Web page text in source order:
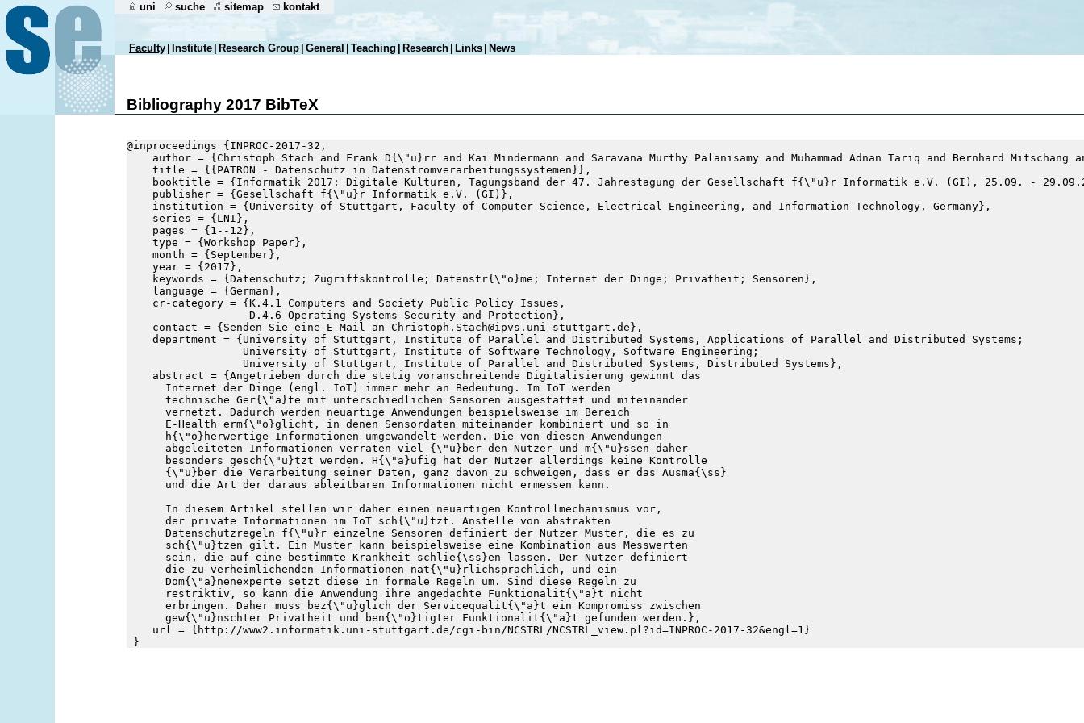
uni suche sitemap kontakt
Faculty Institute Research Group General Teaching Research Links News
Bibliography 2017 BibTeX
@inproceedings {INPROC-2017-32,
author = {Christoph Stach and Frank D{\"u}rr and Kai Mindermann and Saravana Murthy Palanisamy and Muhammad Adnan Tariq and Bernhard Mitschang
title = {{PATRON - Datenschutz in Datenstromverarbeitungssystemen}},
booktitle = {Informatik 2017: Digitale Kulturen, Tagungsband der 47. Jahrestagung der Gesellschaft f{\"u}r Informatik e.V. (GI), 25.09. -
publisher = {Gesellschaft f{\"u}r Informatik e.V. (GI)},
institution = {University of Stuttgart, Faculty of Computer Science, Electrical Engineering, and Information Technology, Germany},
series = {LNI},
pages = {1--12},
type = {Workshop Paper},
month = {September},
year = {2017},
keywords = {Datenschutz; Zugriffskontrolle; Datenstr{\"o}me; Internet der Dinge; Privatheit; Sensoren},
language = {German},
cr-category = {K.4.1 Computers and Society Public Policy Issues,
D.4.6 Operating Systems Security and Protection},
contact = {Senden Sie eine E-Mail an Christoph.Stach@ipvs.uni-stuttgart.de},
department = {University of Stuttgart, Institute of Parallel and Distributed Systems, Applications of Parallel and Distributed Systems;
University of Stuttgart, Institute of Software Technology, Software Engineering;
University of Stuttgart, Institute of Parallel and Distributed Systems, Distributed Systems},
abstract = {Angetrieben durch die stetig voranschreitende Digitalisierung gewinnt das
      Internet der Dinge (engl. IoT) immer mehr an Bedeutung. Im IoT werden
      technische Ger{\"a}te mit unterschiedlichen Sensoren ausgestattet und miteinander
      vernetzt. Dadurch werden neuartige Anwendungen beispielsweise im Bereich
      E-Health erm{\"o}glicht, in denen Sensordaten miteinander kombiniert und so in
      h{\"o}herwertige Informationen umgewandelt werden. Die von diesen Anwendungen
      abgeleiteten Informationen verraten viel {\"u}ber den Nutzer und m{\"u}ssen daher
      besonders gesch{\"u}tzt werden. H{\"a}ufig hat der Nutzer allerdings keine Kontrolle
      {\"u}ber die Verarbeitung seiner Daten, ganz davon zu schweigen, dass er das Ausma{\ss}
      und die Art der daraus ableitbaren Informationen nicht ermessen kann.
      In diesem Artikel stellen wir daher einen neuartigen Kontrollmechanismus vor,
      der private Informationen im IoT sch{\"u}tzt. Anstelle von abstrakten
      Datenschutzregeln f{\"u}r einzelne Sensoren definiert der Nutzer Muster, die es zu
      sch{\"u}tzen gilt. Ein Muster kann beispielsweise eine Kombination aus Messwerten
      sein, die auf eine bestimmte Krankheit schlie{\ss}en lassen. Der Nutzer definiert
      die zu verheimlichenden Informationen nat{\"u}rlichsprachlich, und ein
      Dom{\"a}nenexperte setzt diese in formale Regeln um. Sind diese Regeln zu
      restriktiv, so kann die Anwendung ihre angedachte Funktionalit{\"a}t nicht
      erbringen. Daher muss bez{\"u}glich der Servicequalit{\"a}t ein Kompromiss zwischen
      gew{\"u}nschter Privatheit und ben{\"o}tigter Funktionalit{\"a}t gefunden werden.},
url = {http://www2.informatik.uni-stuttgart.de/cgi-bin/NCSTRL/NCSTRL_view.pl?id=INPROC-2017-32&engl=1}
}